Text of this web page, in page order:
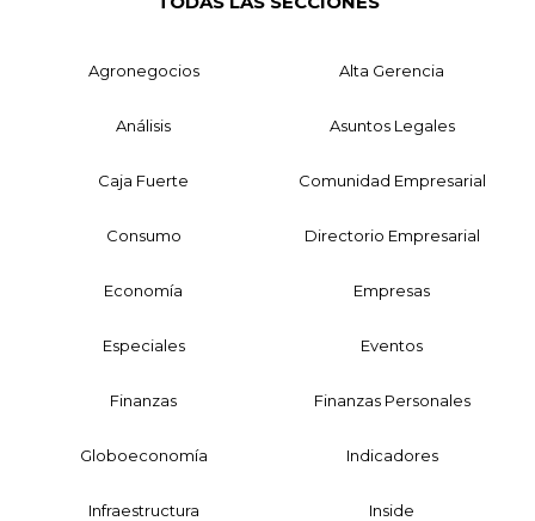
Agronegocios Alta Gerencia
Análisis Asuntos Legales
Caja Fuerte Comunidad Empresarial
Consumo Directorio Empresarial
Economía Empresas
Especiales Eventos
Finanzas Finanzas Personales
Globoeconomía Indicadores
Infraestructura Inside